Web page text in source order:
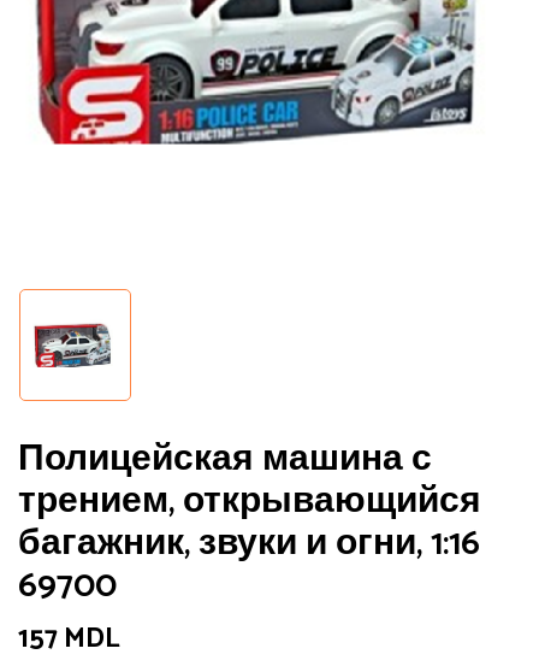
Полицейская машина с
трением, открывающийся
багажник, звуки и огни, 1:16
69700
157MDL